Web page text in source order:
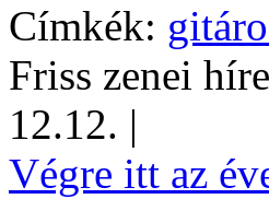
Címkék:
Friss zenei
12.12. |
Végre itt az